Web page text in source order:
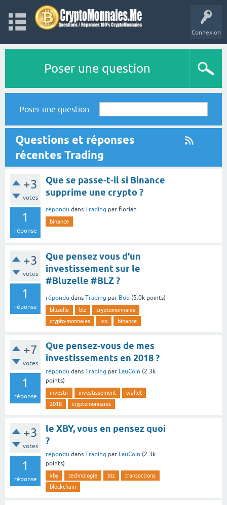
Connexion
Poser une question
Poser une question:
Questions et réponses
récentes Trading
+3
votes
1
réponse
Que se passe-t-il si Binance
supprime une crypto ?
répondu dans Trading par florian
binance
+3
votes
1
réponse
Que pensez vous d'un
investissement sur le
#Bluzelle #BLZ ?
répondu dans Trading par Bob (5.0k points)
bluzelle blz
cryptomonnaies
crypto-monnaies
ico binance
+7
votes
1
réponse
Que pensez-vous de mes
investissements en 2018 ?
répondu dans Trading par LauCoin (2.3k
points)
investir investissement
wallet
2018
cryptomonnaies
+3
votes
1
réponse
le XBY, vous en pensez quoi
?
répondu dans Trading par LauCoin (2.3k
points)
xby technologie btc
transactions
blockchain